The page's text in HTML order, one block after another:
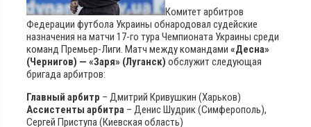
Комитет арбитров
Федерации футбола Украины обнародовал судейские
назначения на матчи 17-го тура Чемпионата Украины среди
команд Премьер-Лиги. Матч между командами «Десна»
(Чернигов) — «Заря» (Луганск) обслужит следующая
бригада арбитров:
Главный арбитр – Дмитрий Кривушкин (Харьков)
Ассистенты арбитра – Денис Шудрик (Симферополь),
Сергей Приступа (Киевская область)